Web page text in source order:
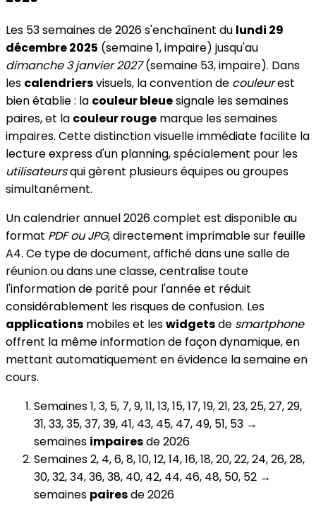
Les 53 semaines de 2026 s'enchaînent du lundi 29
décembre 2025 (semaine 1, impaire) jusqu'au
dimanche 3 janvier 2027(semaine 53, impaire). Dans
les calendriersvisuels, la convention de couleurest
bien établie : la couleur bleuesignale les semaines
paires, et la couleur rouge marque les semaines
impaires. Cette distinction visuelle immédiate facilite la
lecture express d'un planning, spécialement pour les
utilisateursqui gèrent plusieurs équipes ou groupes
simultanément.
Un calendrier annuel 2026 complet est disponible au
format PDF ou JPG, directement imprimable sur feuille
A4. Ce type de document, affiché dans une salle de
réunion ou dans une classe, centralise toute
l'information de parité pour l'année et réduit
considérablement les risques de confusion. Les
applications mobiles et leswidgetsde smartphone
offrent la même information de façon dynamique, en
mettant automatiquement en évidence la semaine en
cours.
Semaines 1, 3, 5, 7, 9, 11, 13, 15, 17, 19, 21, 23, 25, 27, 29,
31, 33, 35, 37, 39, 41, 43, 45, 47, 49, 51, 53 →
semaines impairesde 2026
Semaines 2, 4, 6, 8, 10, 12, 14, 16, 18, 20, 22, 24, 26, 28,
30, 32, 34, 36, 38, 40, 42, 44, 46, 48, 50, 52 →
semaines pairesde 2026